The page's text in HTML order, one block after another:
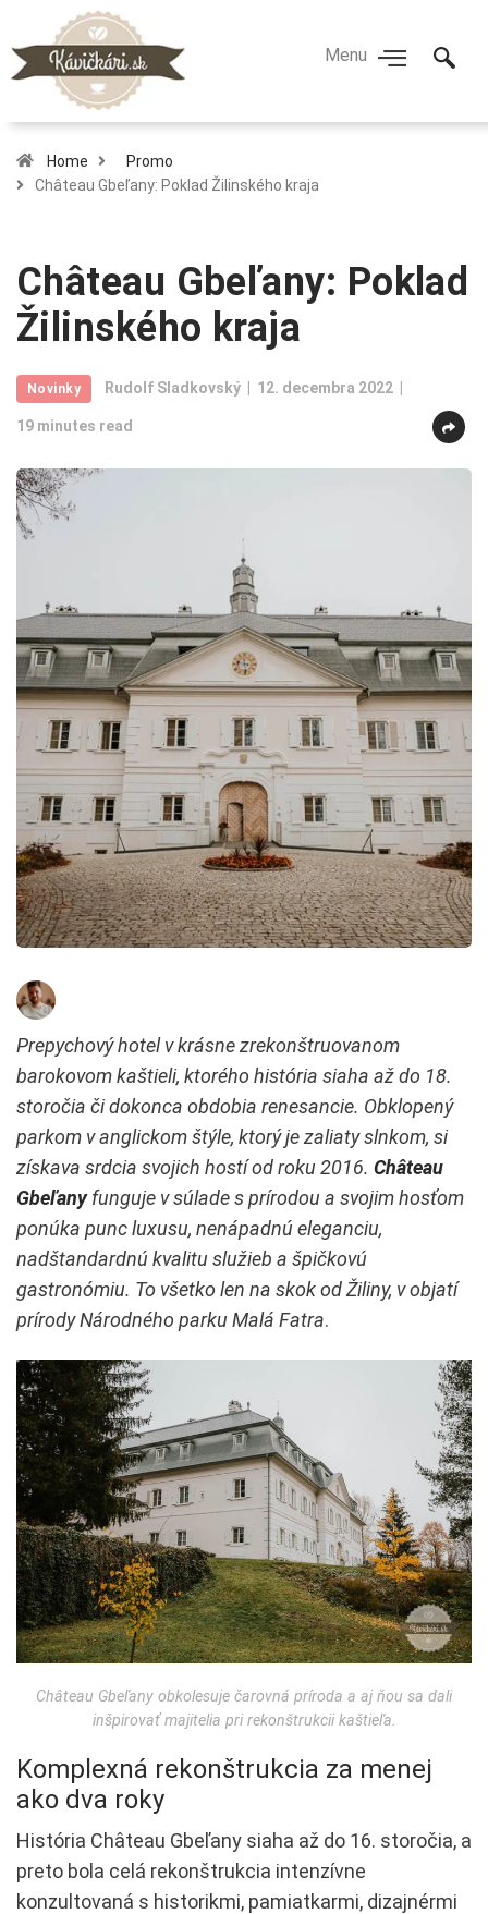
Home
Promo
Château Gbeľany: Poklad Žilinského kraja
Château Gbeľany: Poklad
Žilinského kraja
Novinky Rudolf Sladkovský 12. decembra 2022
19 minutes read
Prepychový hotel v krásne zrekonštruovanom
barokovom kaštieli, ktorého história siaha až do 18.
storočia či dokonca obdobia renesancie. Obklopený
parkom v anglickom štýle, ktorý je zaliaty slnkom, si
získava srdcia svojich hostí od roku 2016. Château
Gbeľanyfunguje v súlade s prírodou a svojim hosťom
ponúka punc luxusu, nenápadnú eleganciu,
nadštandardnú kvalitu služieb a špičkovú
gastronómiu. To všetko len na skok od Žiliny, v objatí
prírody Národného parku Malá Fatra.
Château Gbeľany obkolesuje čarovná príroda a aj ňou sa dali
inšpirovať majitelia pri rekonštrukcii kaštieľa.
Komplexná rekonštrukcia za menej
ako dva roky
História Château Gbeľany siaha až do 16. storočia, a
preto bola celá rekonštrukcia intenzívne
konzultovaná s historikmi, pamiatkarmi, dizajnérmi